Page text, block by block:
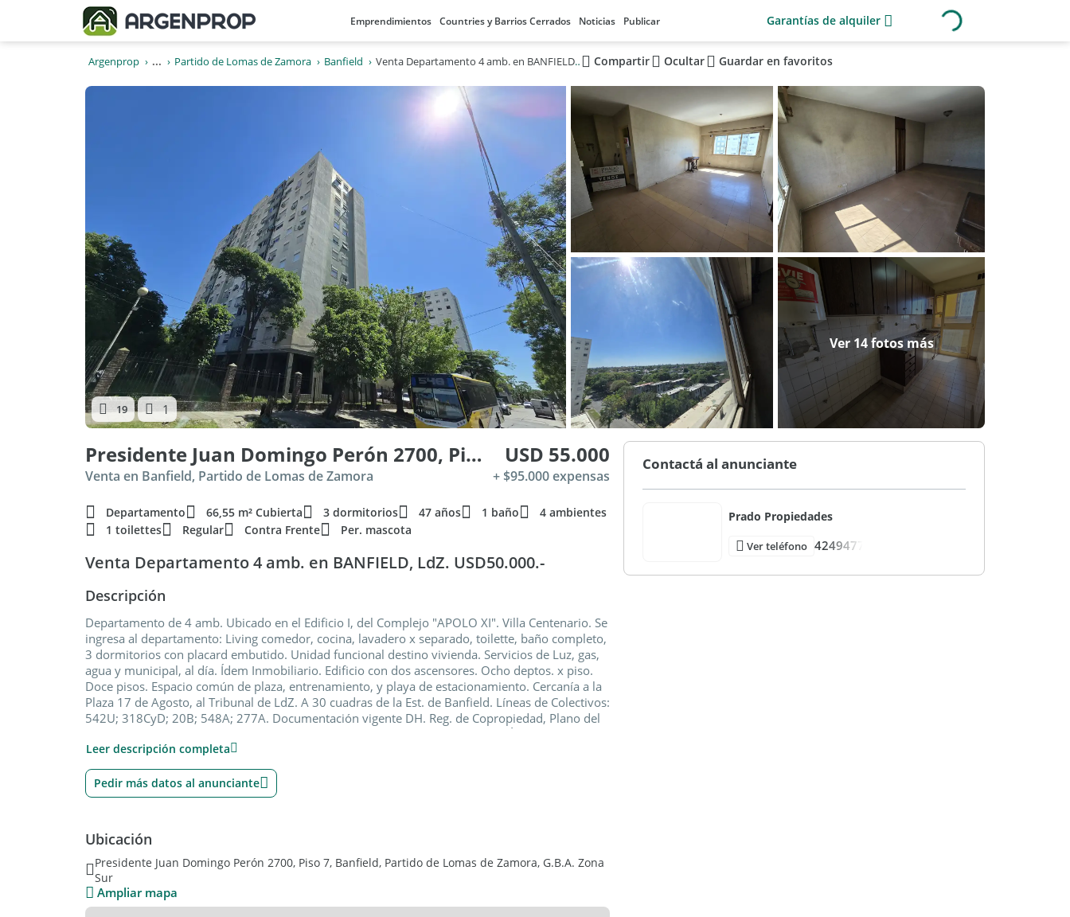
Emprendimientos Countries y Barrios Cerrados Noticias Publicar Garantías de alquiler
Argenprop ... Partido de Lomas de Zamora Banfield Venta Departamento 4 amb. en BANFIELD, LdZ. USD50.000.- Compartir Ocultar Guardar en favoritos
Ver 14 fotos más
19 1
Presidente Juan Domingo Perón 2700, Piso 7 USD 55.000
Venta en Banfield, Partido de Lomas de Zamora + $95.000 expensas
Departamento 66,55 m² Cubierta 3 dormitorios 47 años 1 baño
4 ambientes
1 toilettes
Regular Contra Frente Per. mascota
Venta Departamento 4 amb. en BANFIELD, LdZ. USD50.000.-
Descripción
Departamento de 4 amb. Ubicado en el Edificio I, del Complejo "APOLO XI". Villa Centenario. Se
ingresa al departamento: Living comedor, cocina, lavadero x separado, toilette, baño completo,
3 dormitorios con placard embutido. Unidad funcional destino vivienda. Servicios de Luz, gas,
agua y municipal, al día. Ídem Inmobiliario. Edificio con dos ascensores. Ocho deptos. x piso.
Doce pisos. Espacio común de plaza, entrenamiento, y playa de estacionamiento. Cercanía a la
Plaza 17 de Agosto, al Tribunal de LdZ. A 30 cuadras de la Est. de Banfield. Líneas de Colectivos:
542U; 318CyD; 20B; 548A; 277A. Documentación vigente DH. Reg. de Copropiedad, Plano del
Leer descripción completa
Pedir más datos al anunciante
Ubicación
Presidente Juan Domingo Perón 2700, Piso 7, Banfield, Partido de Lomas de Zamora, G.B.A. Zona
Sur
Ampliar mapa
Contactá al anunciante
Prado Propiedades
Ver teléfono 4249477